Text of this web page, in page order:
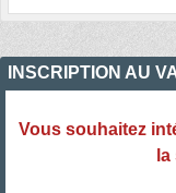
INSCRIPTION AU
Vous souhaitez